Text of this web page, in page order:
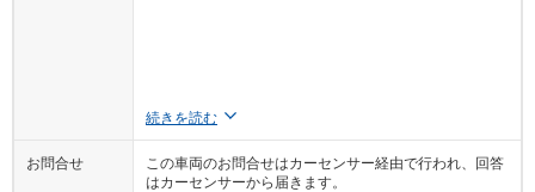
続きを読む
お問合せ
この車両のお問合せはカーセンサー経由で行われ、回答
はカーセンサーから届きます。